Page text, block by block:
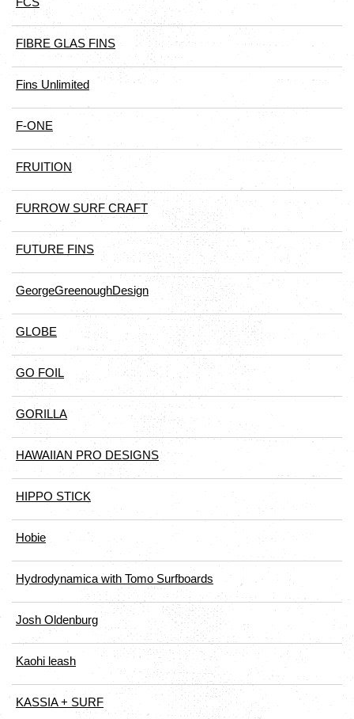
FIBRE GLAS FINS
Fins Unlimited
F-ONE
FRUITION
FURROW SURF CRAFT
FUTURE FINS
GeorgeGreenoughDesign
GLOBE
GO FOIL
GORILLA
HAWAIIAN PRO DESIGNS
HIPPO STICK
Hobie
Hydrodynamica with Tomo Surfboards
Josh Oldenburg
Kaohi leash
KASSIA + SURF